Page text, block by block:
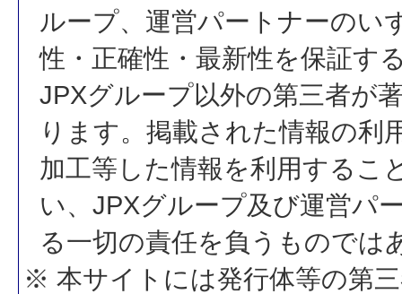
ループ、運営パートナーのい
性・正確性・最新性を保証す
JPXグループ以外の第三者が
ります。掲載された情報の利
加工等した情報を利用するこ
い、JPXグループ及び運営パ
る一切の責任を負うものでは
※ 本サイトには発行体等の第